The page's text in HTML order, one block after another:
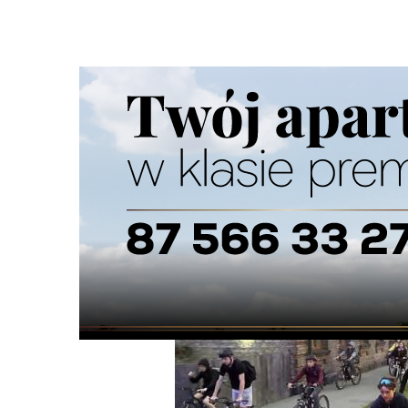
Ścieżka
nawigacyjna
Strona główna
MOTORYZACJA 21/05/2026/ 0 Komentarzy
Utrudnienia drogowe podczas Suwałki